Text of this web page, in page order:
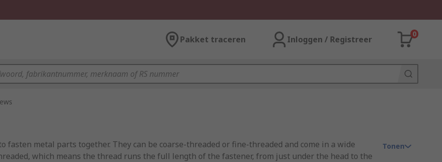
Pakket traceren Inloggen / Registreer
0
fasten metal parts together. They can be coarse-threaded or fine-threaded and come in a wide
which means the thread runs the full length of the fastener, from just under the head to the
Tonen